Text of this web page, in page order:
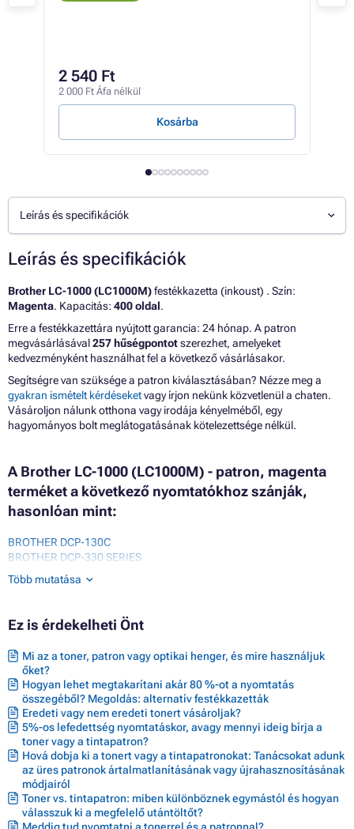
2 540 Ft
2 000 Ft Áfa nélkül
Kosárba
Leírás és specifikációk
Leírás és specifikációk
Brother LC-1000 (LC1000M)festékkazetta (inkoust) . Szín:
Magenta. Kapacitás: 400 oldal.
Erre a festékkazettára nyújtott garancia: 24 hónap. A patron
megvásárlásával257 hűségpontotszerezhet, amelyeket
kedvezményként használhat fel a következő vásárlásakor.
Segítségre van szüksége a patron kiválasztásában? Nézze meg a
gyakran ismételt kérdéseketvagy írjon nekünk közvetlenül a chaten.
Vásároljon nálunk otthona vagy irodája kényelméből, egy
hagyományos bolt meglátogatásának kötelezettsége nélkül.
A Brother LC-1000 (LC1000M) - patron, magenta
terméket a következő nyomtatókhoz szánják,
hasonlóan mint:
BROTHER DCP-130C
BROTHER DCP-330 SERIES
BROTHER DCP-330C
BROTHER DCP-330CN
BROTHER DCP-350C
BROTHER DCP-350CJ
BROTHER DCP-353C
BROTHER DCP-357C
BROTHER DCP-520 SERIES
BROTHER DCP-525C
BROTHER DCP-525CJ
BROTHER DCP-530 SERIES
BROTHER DCP-530CJ
BROTHER DCP-535C
BROTHER DCP-535CN
BROTHER DCP-540 SERIES
BROTHER DCP-540CJ
BROTHER DCP-540CN
Több mutatása
Ez is érdekelheti Önt
Mi az a toner, patron vagy optikai henger, és mire használjuk
őket?
Hogyan lehet megtakarítani akár 80 %-ot a nyomtatás
összegéből? Megoldás: alternatív festékkazetták
Eredeti vagy nem eredeti tonert vásároljak?
5%-os lefedettség nyomtatáskor, avagy mennyi ideig bírja a
toner vagy a tintapatron?
Hová dobja ki a tonert vagy a tintapatronokat: Tanácsokat adunk
az üres patronok ártalmatlanításának vagy újrahasznosításának
módjairól
Toner vs. tintapatron: miben különböznek egymástól és hogyan
válasszuk ki a megfelelő utántöltőt?